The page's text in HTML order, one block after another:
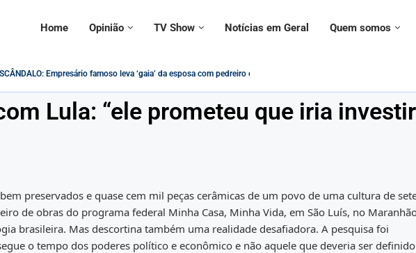
Home Opinião TV Show Notícias em Geral Quem somos
Exército Brasileiro na contramão da modernidade – Paulo Figueiredo
Lula: “ele prometeu que iria investir
preservados e quase cem mil peças cerâmicas de um povo de uma cultura de
de obras do programa federal Minha Casa, Minha Vida, em São Luís, no
brasileira. Mas descortina também uma realidade desafiadora. A pesquisa foi
o tempo dos poderes político e econômico e não aquele que deveria ser definido